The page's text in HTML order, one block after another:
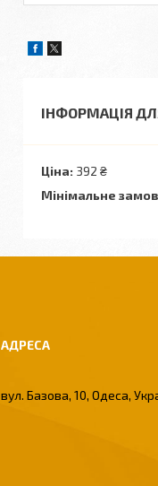
ІНФОРМАЦІЯ
Ціна: 392 ₴
Мінімальне
вул. Базова, 10, Одеса,